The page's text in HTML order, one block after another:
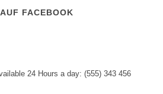
FACEBOOK
24 Hours a day: (555) 343 456